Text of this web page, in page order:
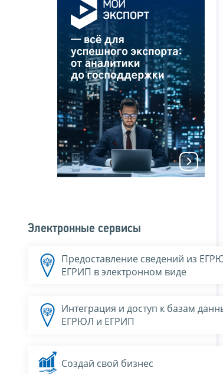
Электронные сервисы
Предоставление сведений из
ЕГРИП в электронном виде
Интеграция и доступ к базам
ЕГРЮЛ и ЕГРИП
Создай свой бизнес